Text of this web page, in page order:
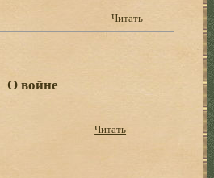
Читать
О войне
Читать